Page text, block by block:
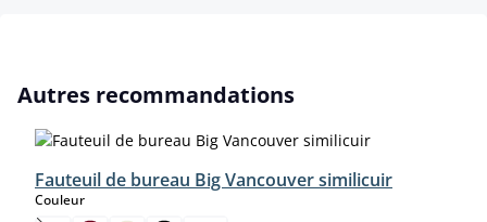
Ignorer la galerie de produits
Autres recommandations
Fauteuil de bureau Big Vancouver similicuir
Couleurselect